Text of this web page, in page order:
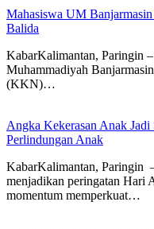
Mahasiswa UM
Balida
KabarKalimantan, Paringin
Muhammadiyah
(KKN)…
Angka Kekerasan Anak Jadi
Perlindungan Anak
KabarKalimantan, Paringin
menjadikan peringatan Hari
momentum memperkuat…